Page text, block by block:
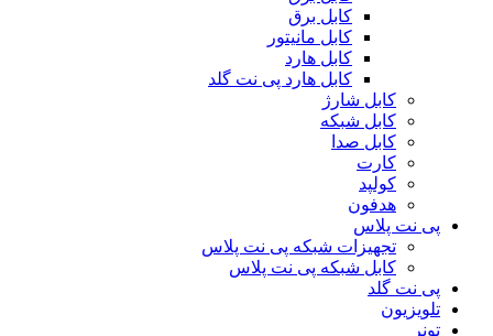
کابل برق
کابل مانیتور
کابل هارد
کابل هارد پی نت گلد
کابل شارژ
کابل شبکه
کابل صدا
کارت
کولپد
هدفون
پی نت پلاس
تجهیزات شبکه پی نت پلاس
کابل شبکه پی نت پلاس
پی نت گلد
تلویزیون
تونر